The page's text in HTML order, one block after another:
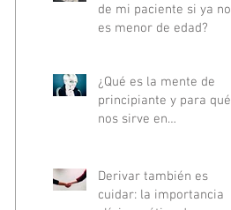
de mi paciente si ya no
es menor de edad?
¿Qué es la mente de
principiante y para qué
nos sirve en
Derivar también es
cuidar: la importancia